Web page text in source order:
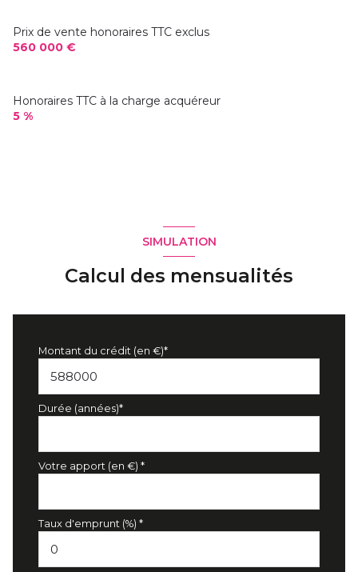
Prix de vente honoraires TTC exclus
560 000 €
Honoraires TTC à la charge acquéreur
5 %
SIMULATION
Calcul des mensualités
Montant du crédit (en €)*
Durée (années)*
Votre apport (en €) *
Taux d'emprunt (%) *